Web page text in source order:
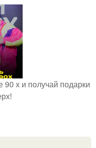
90 х и получай подарки